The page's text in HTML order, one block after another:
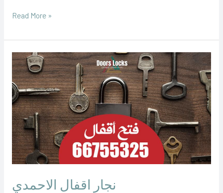
Read More »
نجار اقفال الاحمدي
نجار
اقفال
الاحمدي